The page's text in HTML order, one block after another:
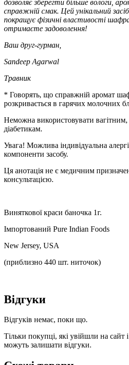
дозволяє зберегти більше вологи,
справжній смак. Цей унікальний
покращує фізичні властивості
отримаєте задоволення!
Ваш друг-гурман,
Sandeep Agarwal
Травник
* Говорять, що справжній аромат
розкривається в гарячих молочних
Неможна використовувати
діабетикам.
Увага! Можлива індивідуальна
компоненти засобу.
Ця анотація не є медичним
консультацією.
Виняткової краси баночка 1г.
Імпортований Pure Indian Foods
New Jersey, USA
(приблизно 440 шт. ниточок)
Відгуки
Відгуків немає, поки що.
Тільки покупці, які увійшли на
можуть залишати відгуки.